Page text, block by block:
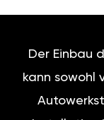
Der Einbau
kann sowohl